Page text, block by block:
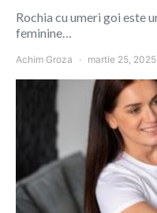
Rochia cu umeri goi este
feminine…
Achim Groza martie 25, 2025